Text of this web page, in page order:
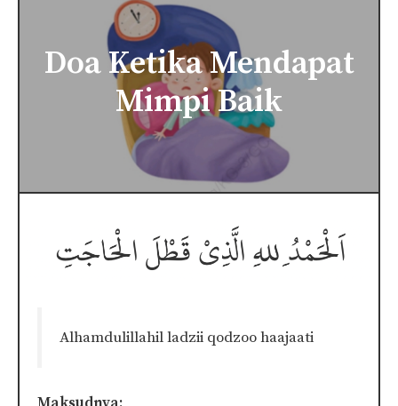
Doa Ketika Mendapat
Mimpi Baik
Alhamdulillahil ladzii qodzoo haajaati